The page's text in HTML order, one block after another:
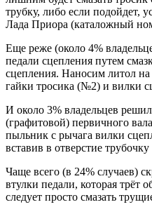
трубку, либо если подойдет,
Лада Приора (каталожный
Еще реже (около 4%
педали сцепления путем
сцепления. Наносим литол на
гайки тросика (№2) и вилки
И около 3% владельцев
(графитовой) первичного
пыльник с рычага вилки
вставив в отверстие
Чаще всего (в 24% случаев)
втулки педали, которая трёт
следует просто смазать